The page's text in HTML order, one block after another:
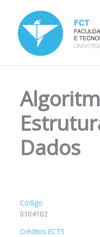
content
Dados
Código
0104102
Créditos ECTS